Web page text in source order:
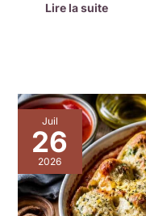
Lire la suite
Juil
26
2026
Recette
:
conchiglioni
farcies
ricotta
et
épinards